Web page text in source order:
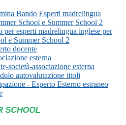
Bando Esperti madrelingua
School e Summer School 2
per esperti madrelingua inglese per
e Summer School 2
docente
esterna
società-associazione esterna
autovalutazione titoli
- Esperto Esterno estraneo
SCHOOL